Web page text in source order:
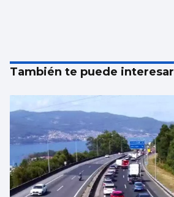
También te puede interesar